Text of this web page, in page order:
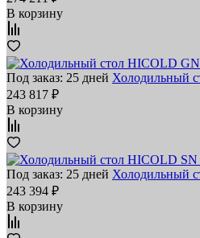
В корзину
Под заказ: 25 дней Холодильный
243 817 ₽
В корзину
Под заказ: 25 дней Холодильный
243 394 ₽
В корзину